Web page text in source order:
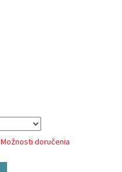
Možnosti doručenia